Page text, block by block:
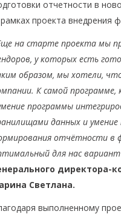
отчетности в
проекта внедрения
на старте проекта мы
у которых есть
образом, мы хотели,
К самой
программы
данных и
отчётности в
для нас вариант
директора-
Светлана.
выполненному